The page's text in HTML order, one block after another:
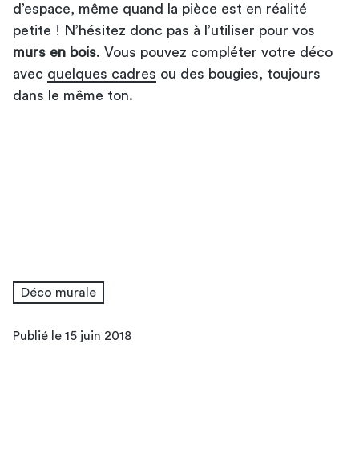
d’espace, même quand la pièce est en réalité
petite ! N’hésitez donc pas à l’utiliser pour vos
murs en bois. Vous pouvez compléter votre déco
avec quelques cadres ou des bougies, toujours
dans le même ton.
plusieurs miroirs
garnir
votre mur en bois
mur en bois à l’aspect rustique
mur de bois
Déco murale
Publié le 15 juin 2018